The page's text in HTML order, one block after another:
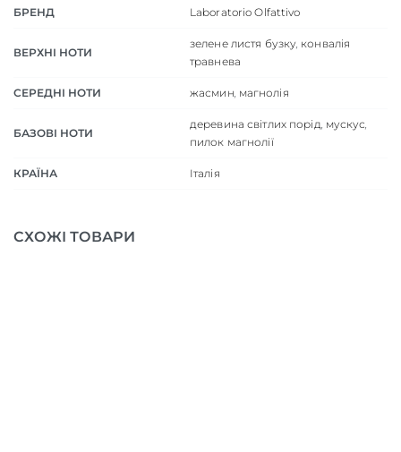
БРЕНД Laboratorio Olfattivo
ВЕРХНІ НОТИ
зелене листя бузку конвалія
травнева
СЕРЕДНІ НОТИ жасмин магнолія
БАЗОВІ НОТИ
деревина світлих порід мускус
пилок магнолії
КРАЇНА Італія
СХОЖІ ТОВАРИ